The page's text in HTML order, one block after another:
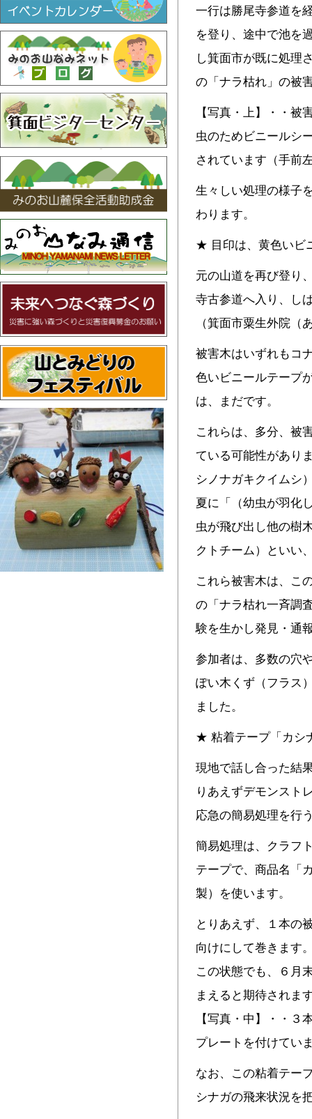
一行は勝尾寺参道を
を登り、途中で池を
し箕面市が既に処理
の「ナラ枯れ」の被
【写真・上】・・被
虫のためビニールシ
されています（手前
生々しい処理の様子
わります。
★ 目印は、黄色いビ
元の山道を再び登り
寺古参道へ入り、し
（箕面市粟生外院（
被害木はいずれもコ
色いビニールテープ
は、まだです。
これらは、多分、被
ている可能性があり
シノナガキクイムシ
夏に「（幼虫が羽化
虫が飛び出し他の樹
クトチーム）といい
これら被害木は、こ
の「ナラ枯れ一斉調
験を生かし発見・通
参加者は、多数の穴
ぽい木くず（フラス
ました。
★ 粘着テープ「カシ
現地で話し合った結
りあえずデモンスト
応急の簡易処理を行
簡易処理は、クラフ
テープで、商品名「
製）を使います。
とりあえず、１本の
向けにして巻きます
この状態でも、６月
まえると期待されま
【写真・中】・・３
プレートを付けてい
なお、この粘着テー
シナガの飛来状況を